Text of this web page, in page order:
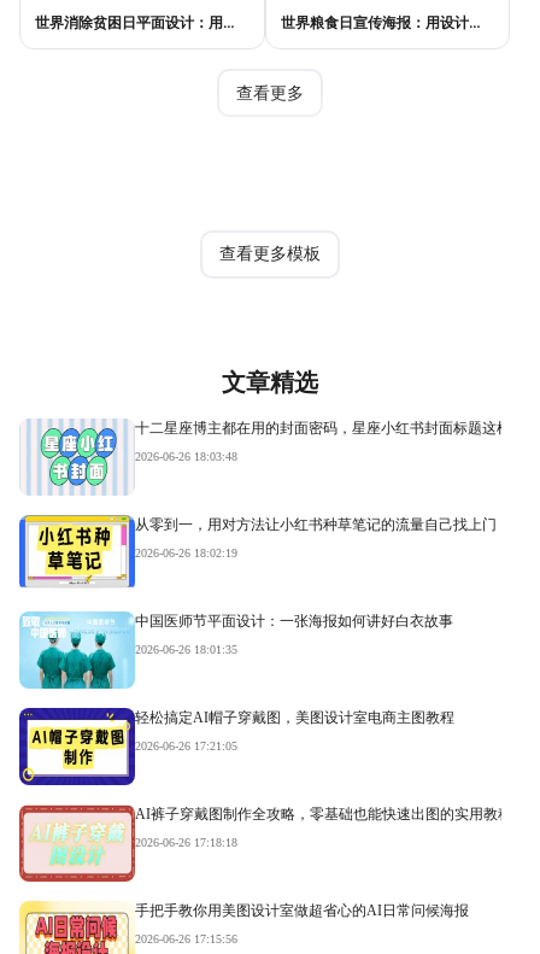
世界消除贫困日平面设计：用视觉语言传递尊严与温度 世界粮食日宣传海报：用设计传递"粮"心，让每一粒米都有声音
查看更多
查看更多模板
文章精选
十二星座博主都在用的封面密码，星座小红书封面标题这样写
2026-06-26 18:03:48
从零到一，用对方法让小红书种草笔记的流量自己找上门
2026-06-26 18:02:19
中国医师节平面设计：一张海报如何讲好白衣故事
2026-06-26 18:01:35
轻松搞定AI帽子穿戴图，美图设计室电商主图教程
2026-06-26 17:21:05
AI裤子穿戴图制作全攻略，零基础也能快速出图的实用教程
2026-06-26 17:18:18
手把手教你用美图设计室做超省心的AI日常问候海报
2026-06-26 17:15:56